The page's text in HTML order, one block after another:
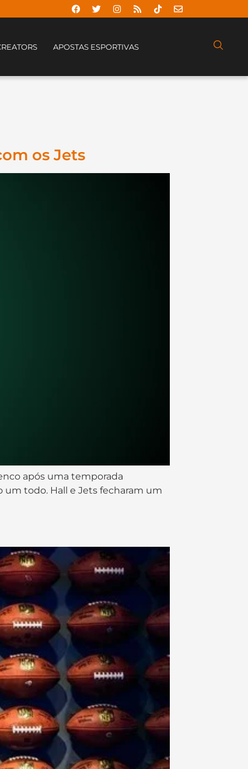
APOSTAS ESPORTIVAS
os Jets
após uma temporada
todo. Hall e Jets fecharam um